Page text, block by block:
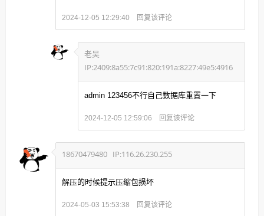
2024-12-05 12:29:40 回复该评论
老吴
IP:2409:8a55:7c91:820:191a:8227:49e5:4916
admin 123456不行自己数据库重置一下
2024-12-05 12:59:06 回复该评论
18670479480 IP:116.26.230.255
解压的时候提示压缩包损坏
2024-05-03 15:53:38 回复该评论